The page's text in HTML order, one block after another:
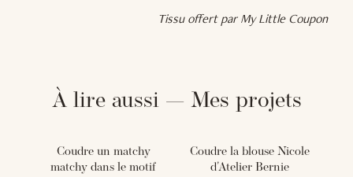
Tissu offert par My Little Coupon
À lire aussi — Mes projets
Coudre un matchy
matchy dans le motif
Coudre la blouse Nicole
d'Atelier Bernie